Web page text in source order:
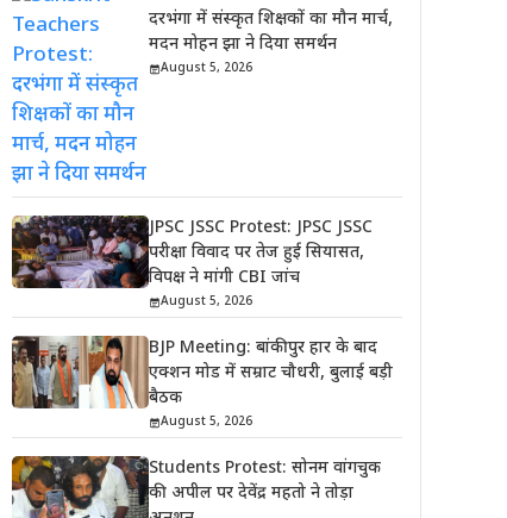
दरभंगा में संस्कृत शिक्षकों का मौन मार्च,
मदन मोहन झा ने दिया समर्थन
August 5, 2026
JPSC JSSC Protest: JPSC JSSC
परीक्षा विवाद पर तेज हुई सियासत,
विपक्ष ने मांगी CBI जांच
August 5, 2026
BJP Meeting: बांकीपुर हार के बाद
एक्शन मोड में सम्राट चौधरी, बुलाई बड़ी
बैठक
August 5, 2026
Students Protest: सोनम वांगचुक
की अपील पर देवेंद्र महतो ने तोड़ा